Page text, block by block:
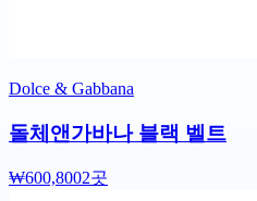
Dolce & Gabbana
돌체앤가바나 블랙 벨트
₩600,8002곳